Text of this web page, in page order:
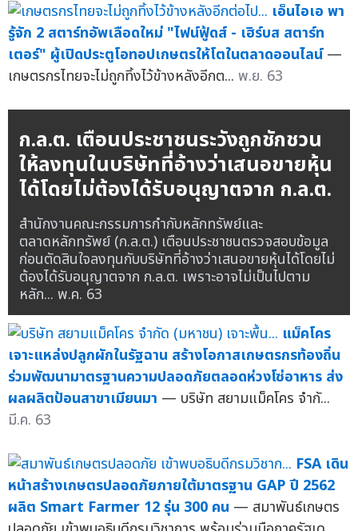
เอ็นไอเอ พา
รู้จัก 2 สตาร์ทอัพเลือดใหม่ "ไฟน์ฟู้ดส์ - เฮิร์บส สตาร์ท
เตอร์" ผู้เปิดประตูโอทอปเกษตรให้โตในตลาดออนไลน์ —
เกษตรกรไทยจะไม่ถูกทิ้งไว้ข้างหลังอีกต... พ.ย. 63
ก.ล.ต. เตือนประชาชนระวังถูกชักชวน
ให้ลงทุนในบริษัทที่อ้างว่าเสนอขายหุ้น
ได้โดยไม่ต้องได้รับอนุญาตจาก ก.ล.ต.
สำนักงานคณะกรรมการกำกับหลักทรัพย์และ
ตลาดหลักทรัพย์ (ก.ล.ต.) เตือนประชาชนตรวจสอบข้อมูล
ก่อนตัดสินใจลงทุนกับบริษัทที่อ้างว่าเสนอขายหุ้นได้โดยไม่
ต้องได้รับอนุญาตจาก ก.ล.ต. เพราะอาจไม่เป็นไปตาม
หลัก... พ.ค. 63
แม็คโคร
เจาะแหล่งปลูกผักในรัฐฉาน สร้างโอกาสเกษตรกรท้องถิ่น
ร่วมพัฒนามาตรฐานความปลอดภัยตลอดห่วงโซ่อาหาร ส่ง
ผลผลิตป้อนสาขาเมียนมา — บริษัท สยามแม็คโคร จำกั...
มี.ค. 63
FSA เดิน
หน้าสร้างเกษตรปลอดภัยภายใต้มาตรฐาน GAP ปี 2562
ผลิต Smart Farmer 12 รุ่น 300 คน — สมาพันธ์เกษตร